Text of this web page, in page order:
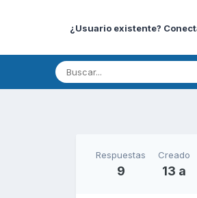
¿Usuario existente?
Respuestas
9
Creado
13 a